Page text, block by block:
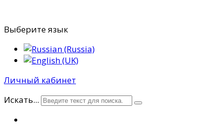
Выберите язык
Личный кабинет
Искать...